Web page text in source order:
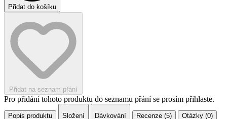
Přidat do košíku
Přidat na seznam přání
Pro přidání tohoto produktu do seznamu přání se prosím přihlaste.
Popis produktu Složení Dávkování Recenze (5) Otázky (0)